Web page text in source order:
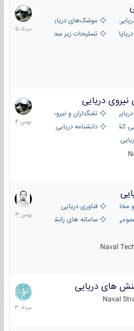
موشک‌های دریایی
تسلیحات زیر سطحی
2
مرداد
1405
دریایی
تفنگداران و نیروهای ویژه‌ی دریایی
کشورهای مختلفدانشنامه دریایی
کپی
22
بهمن
1404
دریاییفناوری دریایی
سامانه های رانشی دریایی
Naval
6
بهمن
1403
های دریایی
Naval
2
مرداد
1403